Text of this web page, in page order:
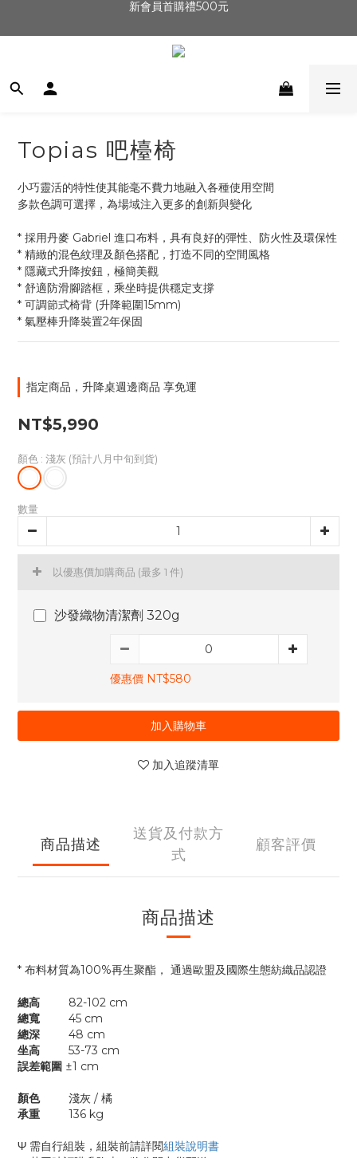
\兒童成長家具/ 限時1元超值加購
Topias 吧檯椅
小巧靈活的特性使其能毫不費力地融入各種使用空間
多款色調可選擇，為場域注入更多的創新與變化
* 採用丹麥 Gabriel 進口布料，具有良好的彈性、防火性及環保性
* 精緻的混色紋理及顏色搭配，打造不同的空間風格
* 隱藏式升降按鈕，極簡美觀
* 舒適防滑腳踏框，乘坐時提供穩定支撐
* 可調節式椅背 (升降範圍15mm)
* 氣壓棒升降裝置2年保固
指定商品，升降桌週邊商品 享免運
NT$5,990
顏色 : 淺灰 (預計八月中旬到貨)
數量
以優惠價加購商品 (最多 1 件)
沙發織物清潔劑 320g
優惠價 NT$580
加入購物車
加入追蹤清單
商品描述
送貨及付款方
式
顧客評價
商品描述
* 布料材質為100%再生聚酯， 通過歐盟及國際生態紡織品認證
總高
82-102 cm
總寬
45 cm
總深
48 cm
坐高 53-73 cm
誤差範圍 ±1 cm
顏色
淺灰 / 橘
承重
136 kg
Ψ 需自行組裝，組裝前請詳閱組裝說明書